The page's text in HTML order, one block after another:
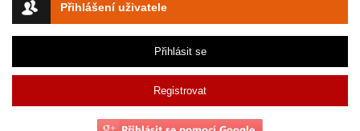
Přihlášení uživatele
Přihlásit se
Registrovat